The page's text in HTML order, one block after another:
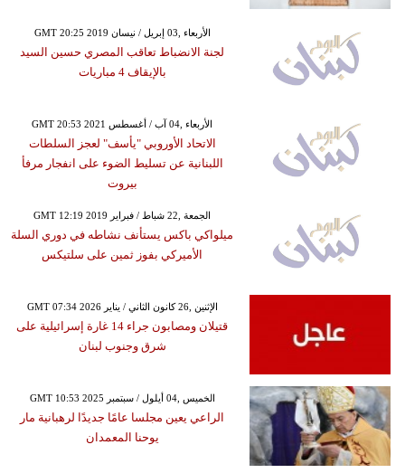
GMT 20:25 2019 الأربعاء ,03 إبريل / نيسان
لجنة الانضباط تعاقب المصري حسين السيد
بالإيقاف 4 مباريات
GMT 20:53 2021 الأربعاء ,04 آب / أغسطس
الاتحاد الأوروبي "يأسف" لعجز السلطات
اللبنانية عن تسليط الضوء على انفجار مرفأ
بيروت
GMT 12:19 2019 الجمعة ,22 شباط / فبراير
ميلواكي باكس يستأنف نشاطه في دوري السلة
الأميركي بفوز ثمين على سلتيكس
GMT 07:34 2026 الإثنين ,26 كانون الثاني / يناير
قتيلان ومصابون جراء 14 غارة إسرائيلية على
شرق وجنوب لبنان
GMT 10:53 2025 الخميس ,04 أيلول / سبتمبر
الراعي يعين مجلسا عامًا جديدًا لرهبانية مار
يوحنا المعمدان